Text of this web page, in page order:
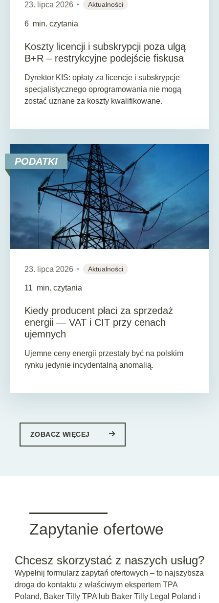
23. lipca 2026 Aktualności
6 min. czytania
Koszty licencji i subskrypcji poza ulgą
B+R – restrykcyjne podejście fiskusa
Dyrektor KIS: opłaty za licencje i subskrypcje
specjalistycznego oprogramowania nie mogą
zostać uznane za koszty kwalifikowane.
PODATKI
23. lipca 2026 Aktualności
11 min. czytania
Kiedy producent płaci za sprzedaż
energii — VAT i CIT przy cenach
ujemnych
Ujemne ceny energii przestały być na polskim
rynku jedynie incydentalną anomalią.
ZOBACZ WIĘCEJ
Zapytanie ofertowe
Chcesz skorzystać z naszych usług?
Wypełnij formularz zapytań ofertowych – to najszybsza
droga do kontaktu z właściwym ekspertem TPA
Poland, Baker Tilly TPA lub Baker Tilly Legal Poland i